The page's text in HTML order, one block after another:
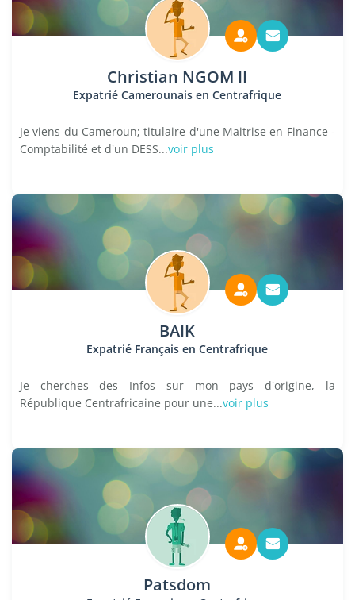
Christian NGOM II
Expatrié Camerounais en Centrafrique
Je viens du Cameroun; titulaire d'une Maitrise en Finance -
Comptabilité et d'un DESS...voir plus
BAIK
Expatrié Français en Centrafrique
Je cherches des Infos sur mon pays d'origine, la
République Centrafricaine pour une...voir plus
Patsdom